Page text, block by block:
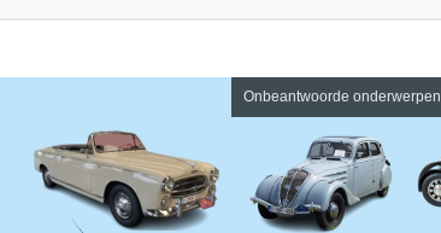
Onbeantwoorde onderwerpen